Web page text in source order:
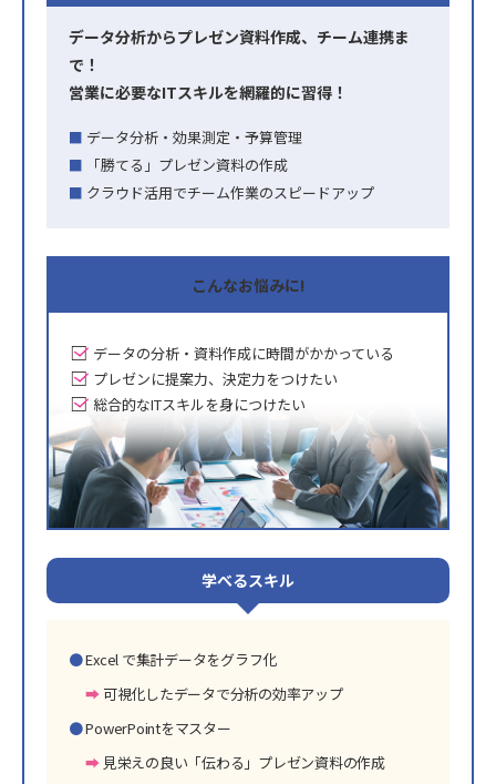
データ分析からプレゼン資料作成、チーム連携ま
で！
営業に必要なITスキルを網羅的に習得！
データ分析・効果測定・予算管理
「勝てる」プレゼン資料の作成
クラウド活用でチーム作業のスピードアップ
こんなお悩みに!
データの分析・資料作成に時間がかかっている
プレゼンに提案力、決定力をつけたい
総合的なITスキルを身につけたい
学べるスキル
Excel で集計データをグラフ化
可視化したデータで分析の効率アップ
PowerPointをマスター
見栄えの良い「伝わる」プレゼン資料の作成